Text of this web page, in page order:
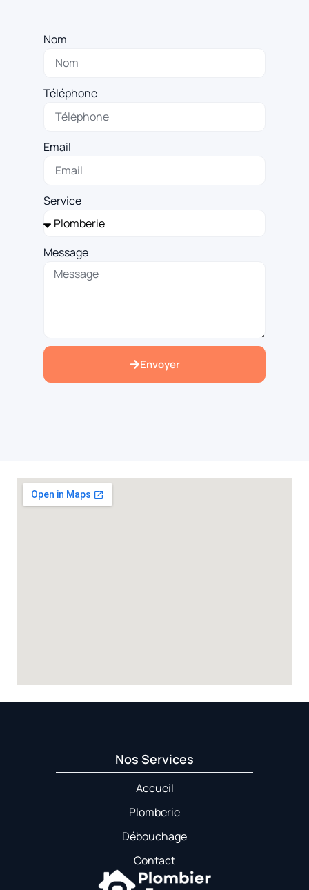
Nom
Téléphone
Email
Service
Message
Envoyer
Nos Services
Accueil
Plomberie
Débouchage
Contact